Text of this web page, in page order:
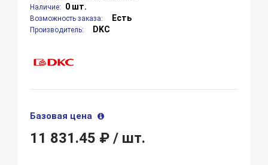
Наличие: 0 шт.
Возможность заказа: Есть
Производитель: DKC
Базовая цена
11 831.45 ₽/ шт.